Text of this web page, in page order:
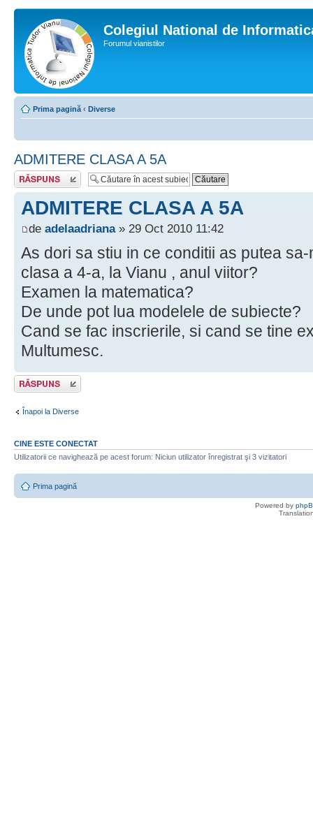
Colegiul National de
Forumul vianistilor
Prima pagină ‹ Diverse
ADMITERE CLASA A 5A
Scrie un răspuns
ADMITERE CLASA A 5A
de adelaadriana» 29 Oct 2010 11:42
As dori sa stiu in ce conditii as putea
clasa a 4-a, la Vianu , anul viitor?
Examen la matematica?
De unde pot lua modelele de subiecte?
Cand se fac inscrierile, si cand se tine
Multumesc.
Scrie un răspuns
Înapoi la Diverse
CINE ESTE CONECTAT
Utilizatorii ce navighează pe acest forum: Niciun utilizator înregistrat şi 3 vizitatori
Prima pagină
Powered by